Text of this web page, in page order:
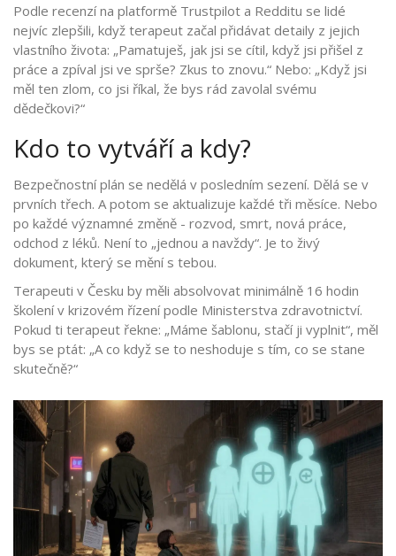
Podle recenzí na platformě Trustpilot a Redditu se lidé
nejvíc zlepšili, když terapeut začal přidávat detaily z jejich
vlastního života: „Pamatuješ, jak jsi se cítil, když jsi přišel z
práce a zpíval jsi ve sprše? Zkus to znovu.“ Nebo: „Když jsi
měl ten zlom, co jsi říkal, že bys rád zavolal svému
dědečkovi?“
Kdo to vytváří a kdy?
Bezpečnostní plán se nedělá v posledním sezení. Dělá se v
prvních třech. A potom se aktualizuje každé tři měsíce. Nebo
po každé významné změně - rozvod, smrt, nová práce,
odchod z léků. Není to „jednou a navždy“. Je to živý
dokument, který se mění s tebou.
Terapeuti v Česku by měli absolvovat minimálně 16 hodin
školení v krizovém řízení podle Ministerstva zdravotnictví.
Pokud ti terapeut řekne: „Máme šablonu, stačí ji vyplnit“, měl
bys se ptát: „A co když se to neshoduje s tím, co se stane
skutečně?“